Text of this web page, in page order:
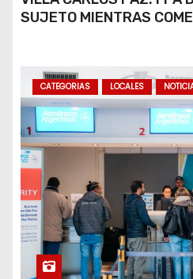
SUJETO MIENTRAS
CATEGORIAS LOCALES